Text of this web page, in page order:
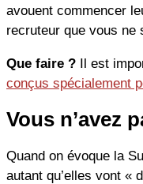
avouent commencer
recruteur que vous ne
Que faire ? Il est
conçus spécialement
Vous n’avez
Quand on évoque la
autant qu’elles vont «